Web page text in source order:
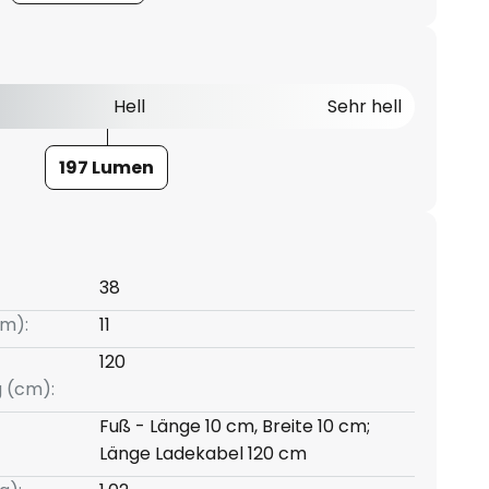
Hell Sehr hell
197 Lumen
38
11
(cm):
120
Fuß - Länge 10 cm, Breite 10 cm;
Länge Ladekabel 120 cm